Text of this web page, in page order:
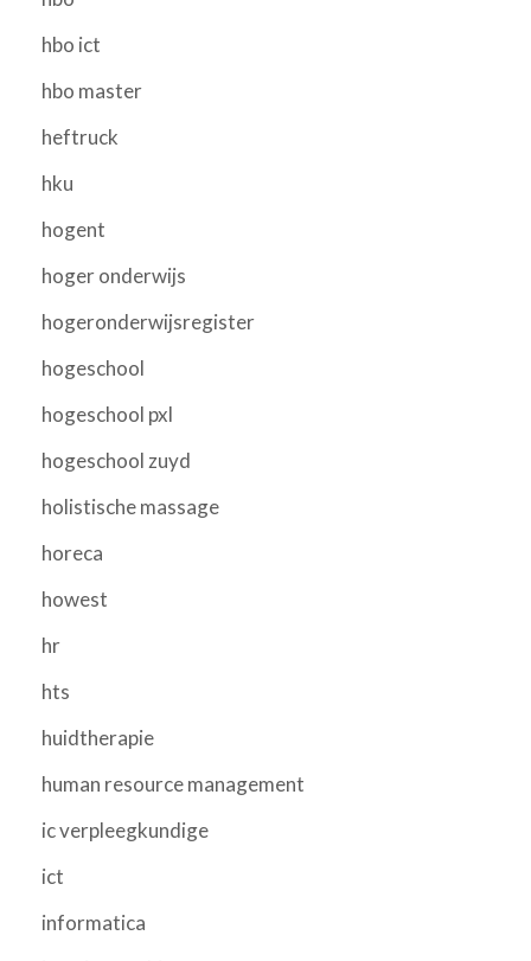
hbo ict
hbo master
heftruck
hku
hogent
hoger onderwijs
hogeronderwijsregister
hogeschool
hogeschool pxl
hogeschool zuyd
holistische massage
horeca
howest
hr
hts
huidtherapie
human resource management
ic verpleegkundige
ict
informatica